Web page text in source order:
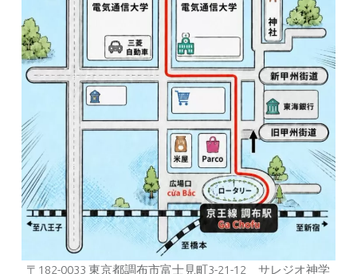
〒182-0033 東京都調布市富士見町3-21-12 サレジオ神学